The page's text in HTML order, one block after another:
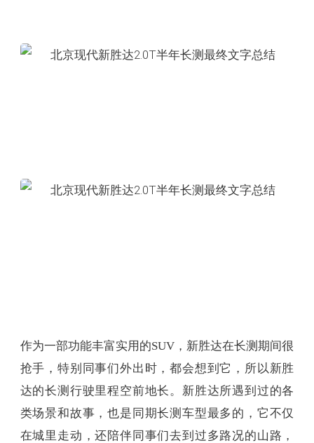
作为一部功能丰富实用的SUV，新胜达在长测期间很
抢手，特别同事们外出时，都会想到它，所以新胜
达的长测行驶里程空前地长。新胜达所遇到过的各
类场景和故事，也是同期长测车型最多的，它不仅
在城里走动，还陪伴同事们去到过多路况的山路，